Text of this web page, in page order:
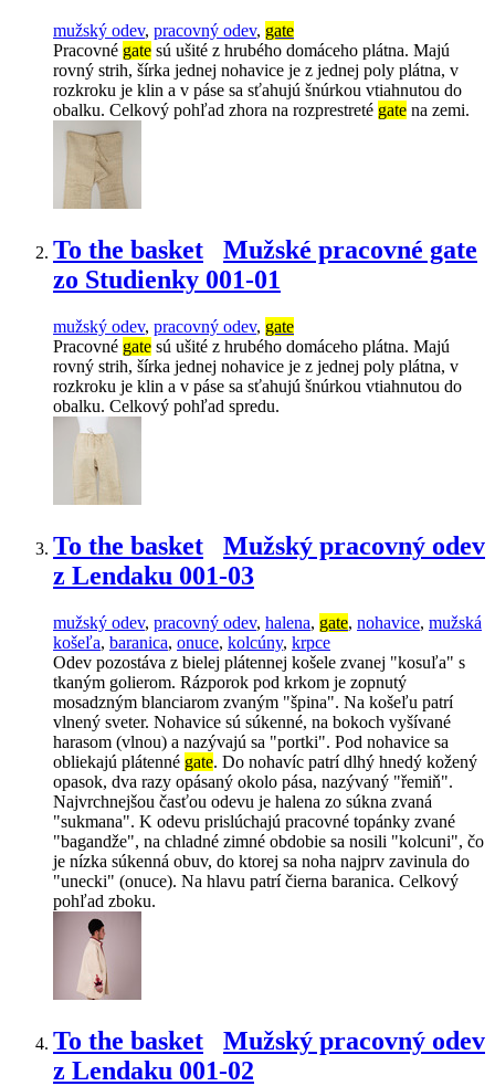
mužský odev, pracovný odev, gate
Pracovné gate sú ušité z hrubého domáceho plátna. Majú
rovný strih, šírka jednej nohavice je z jednej poly plátna, v
rozkroku je klin a v páse sa sťahujú šnúrkou vtiahnutou do
obalku. Celkový pohľad zhora na rozprestreté gate na zemi.
To the basket
Mužské pracovné gate
zo Studienky 001-01
mužský odev, pracovný odev, gate
Pracovné gate sú ušité z hrubého domáceho plátna. Majú
rovný strih, šírka jednej nohavice je z jednej poly plátna, v
rozkroku je klin a v páse sa sťahujú šnúrkou vtiahnutou do
obalku. Celkový pohľad spredu.
To the basket
Mužský pracovný odev
z Lendaku 001-03
mužský odev, pracovný odev, halena, gate, nohavice, mužská
košeľa, baranica, onuce, kolcúny, krpce
Odev pozostáva z bielej plátennej košele zvanej "kosuľa" s
tkaným golierom. Rázporok pod krkom je zopnutý
mosadzným blanciarom zvaným "špina". Na košeľu patrí
vlnený sveter. Nohavice sú súkenné, na bokoch vyšívané
harasom (vlnou) a nazývajú sa "portki". Pod nohavice sa
obliekajú plátenné gate. Do nohavíc patrí dlhý hnedý kožený
opasok, dva razy opásaný okolo pása, nazývaný "řemiň".
Najvrchnejšou časťou odevu je halena zo súkna zvaná
"sukmana". K odevu prislúchajú pracovné topánky zvané
"bagandže", na chladné zimné obdobie sa nosili "kolcuni", čo
je nízka súkenná obuv, do ktorej sa noha najprv zavinula do
"unecki" (onuce). Na hlavu patrí čierna baranica. Celkový
pohľad zboku.
To the basket
Mužský pracovný odev
z Lendaku 001-02